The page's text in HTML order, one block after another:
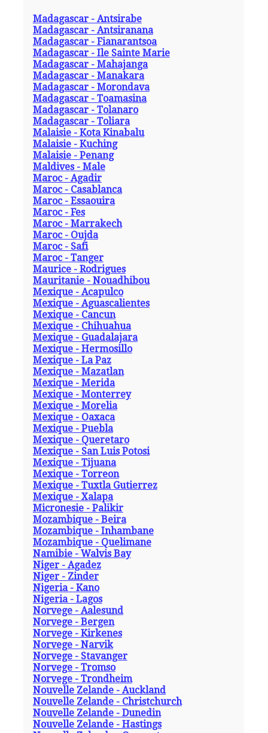
Madagascar - Antsirabe
Madagascar - Antsiranana
Madagascar - Fianarantsoa
Madagascar - Ile Sainte Marie
Madagascar - Mahajanga
Madagascar - Manakara
Madagascar - Morondava
Madagascar - Toamasina
Madagascar - Tolanaro
Madagascar - Toliara
Malaisie - Kota Kinabalu
Malaisie - Kuching
Malaisie - Penang
Maldives - Male
Maroc - Agadir
Maroc - Casablanca
Maroc - Essaouira
Maroc - Fes
Maroc - Marrakech
Maroc - Oujda
Maroc - Safi
Maroc - Tanger
Maurice - Rodrigues
Mauritanie - Nouadhibou
Mexique - Acapulco
Mexique - Aguascalientes
Mexique - Cancun
Mexique - Chihuahua
Mexique - Guadalajara
Mexique - Hermosillo
Mexique - La Paz
Mexique - Mazatlan
Mexique - Merida
Mexique - Monterrey
Mexique - Morelia
Mexique - Oaxaca
Mexique - Puebla
Mexique - Queretaro
Mexique - San Luis Potosi
Mexique - Tijuana
Mexique - Torreon
Mexique - Tuxtla Gutierrez
Mexique - Xalapa
Micronesie - Palikir
Mozambique - Beira
Mozambique - Inhambane
Mozambique - Quelimane
Namibie - Walvis Bay
Niger - Agadez
Niger - Zinder
Nigeria - Kano
Nigeria - Lagos
Norvege - Aalesund
Norvege - Bergen
Norvege - Kirkenes
Norvege - Narvik
Norvege - Stavanger
Norvege - Tromso
Norvege - Trondheim
Nouvelle Zelande - Auckland
Nouvelle Zelande - Christchurch
Nouvelle Zelande - Dunedin
Nouvelle Zelande - Hastings